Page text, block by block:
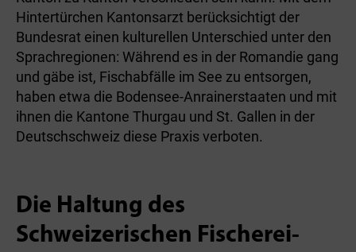
Hintertürchen Kantonsarzt berücksichtigt der
Bundesrat einen kulturellen Unterschied unter den
Sprachregionen: Während es in der Romandie gang
und gäbe ist, Fischabfälle im See zu entsorgen,
haben etwa die Bodensee-Anrainerstaaten und mit
ihnen die Kantone Thurgau und St. Gallen in der
Deutschschweiz diese Praxis verboten.
Die Haltung des
Schweizerischen Fischerei-